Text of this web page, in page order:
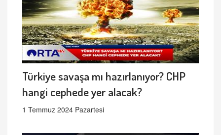
Türkiye savaşa mı hazırlanıyor? CHP
hangi cephede yer alacak?
1 Temmuz 2024 Pazartesi